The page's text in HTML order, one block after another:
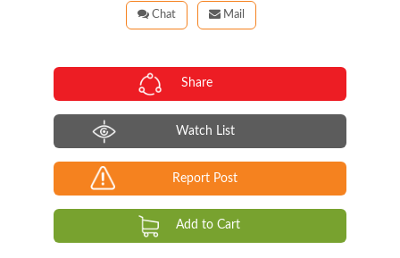
Mail
Chat
Share
Watch List
Report Post
Add to Cart